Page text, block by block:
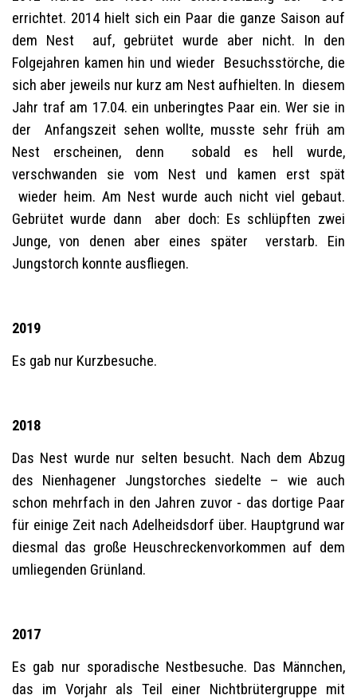
errichtet. 2014 hielt sich ein Paar die ganze Saison auf
dem Nest auf, gebrütet wurde aber nicht. In den
Folgejahren kamen hin und wieder Besuchsstörche, die
sich aber jeweils nur kurz am Nest aufhielten. In diesem
Jahr traf am 17.04. ein unberingtes Paar ein. Wer sie in
der Anfangszeit sehen wollte, musste sehr früh am
Nest erscheinen, denn sobald es hell wurde,
verschwanden sie vom Nest und kamen erst spät
wieder heim. Am Nest wurde auch nicht viel gebaut.
Gebrütet wurde dann aber doch: Es schlüpften zwei
Junge, von denen aber eines später verstarb. Ein
Jungstorch konnte ausfliegen.
2019
Es gab nur Kurzbesuche.
2018
Das Nest wurde nur selten besucht. Nach dem Abzug
des Nienhagener Jungstorches siedelte – wie auch
schon mehrfach in den Jahren zuvor - das dortige Paar
für einige Zeit nach Adelheidsdorf über. Hauptgrund war
diesmal das große Heuschreckenvorkommen auf dem
umliegenden Grünland.
2017
Es gab nur sporadische Nestbesuche. Das Männchen,
das im Vorjahr als Teil einer Nichtbrütergruppe mit